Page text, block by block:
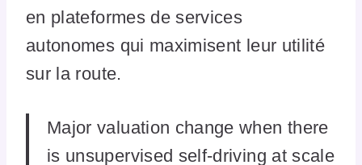
en plateformes de services
autonomes qui maximisent leur utilité
sur la route.
Major valuation change when there
is unsupervised self-driving at scale